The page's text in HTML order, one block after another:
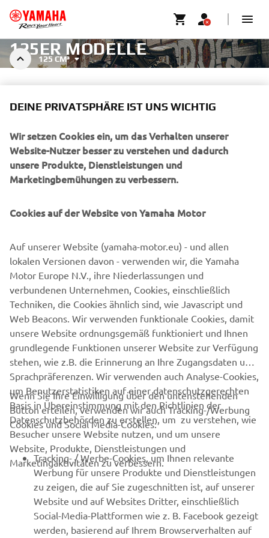
125 CM³
125ER MODELLE
Filter Empfohlen
Filter ändern oder zu einem anderes Segment wechseln
UNTERNEHMEN
B2B
MEHR VON YAMAHA
SUPPORT
DEINE PRIVATSPHÄRE IST UNS WICHTIG
Wir setzen Cookies ein, um das Verhalten unserer
Website-Nutzer besser zu verstehen und dadurch
unsere Produkte, Dienstleistungen und
Marketingbemühungen zu verbessern.
Cookies auf der Website von Yamaha Motor
Auf unserer Website (yamaha-motor.eu) - und allen
lokalen Versionen davon - verwenden wir, die Yamaha
Motor Europe N.V., ihre Niederlassungen und
verbundenen Unternehmen, Cookies, einschließlich
Techniken, die Cookies ähnlich sind, wie Javascript und
Web Beacons. Wir verwenden funktionale Cookies, damit
unsere Website ordnungsgemäß funktioniert und Ihnen
grundlegende Funktionen unserer Website zur Verfügung
stehen, wie z.B. die Erinnerung an Ihre Zugangsdaten und
Sprachpräferenzen. Wir verwenden auch Analyse-Cookies,
um Benutzerstatistiken auf einer datenschutzgerechten
Basis in Übereinstimmung mit den Richtlinien der
Datenschutzbehörden zu erstellen, um zu verstehen, wie
Besucher unsere Website nutzen, und um unsere
Website, Produkte, Dienstleistungen und
Marketingaktivitäten zu verbessern.
Wenn Sie Ihre Einwilligung über den untenstehenden
Button erteilen, verwenden wir auch Tracking-/Werbung
Cookies und Social Media-Cookies:
Tracking- / Werbe-Cookies, um Ihnen relevante
Werbung für unsere Produkte und Dienstleistungen
zu zeigen, die auf Sie zugeschnitten ist, auf unserer
Website und auf Websites Dritter, einschließlich
Social-Media-Plattformen wie z. B. Facebook gezeigt
werden, basierend auf Ihrem Browserverhalten auf